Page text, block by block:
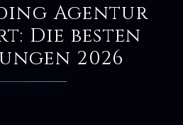
Agentur
Die besten
2026